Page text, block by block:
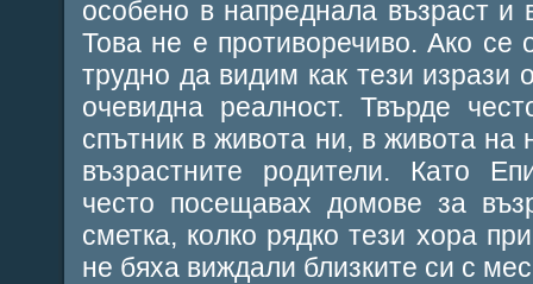
особено в напреднала възраст
Това не е противоречиво. Ако се
трудно да видим как тези изрази
очевидна реалност. Твърде
спътник в живота ни, в живота на
възрастните родители. Като
често посещавах домове за
сметка, колко рядко тези хора
не бяха виждали близките си с